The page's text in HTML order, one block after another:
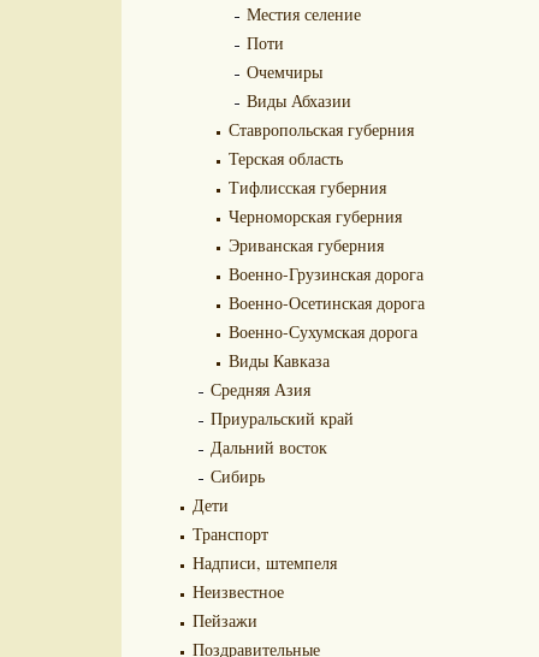
Местия селение
Поти
Очемчиры
Виды Абхазии
Ставропольская губерния
Терская область
Тифлисская губерния
Черноморская губерния
Эриванская губерния
Военно-Грузинская дорога
Военно-Осетинская дорога
Военно-Сухумская дорога
Виды Кавказа
Средняя Азия
Приуральский край
Дальний восток
Сибирь
Дети
Транспорт
Надписи, штемпеля
Неизвестное
Пейзажи
Поздравительные